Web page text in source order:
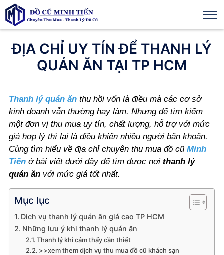
ĐỊA CHỈ UY TÍN ĐỂ THANH LÝ
QUÁN ĂN TẠI TP HCM
Thanh lý quán ăn thu hồi vốn là điều mà các cơ sở
kinh doanh vẫn thường hay làm. Nhưng để tìm kiếm
một đơn vị thu mua uy tín, chất lượng, hỗ trợ với mức
giá hợp lý thì lại là điều khiến nhiều người băn khoăn.
Cùng tìm hiểu về địa chỉ chuyên thu mua đồ cũ Minh
Tiến ở bài viết dưới đây để tìm được nơi thanh lý
quán ăn với mức giá tốt nhất.
Mục lục
Dich vụ thanh lý quán ăn giá cao TP HCM
Những lưu ý khi thanh lý quán ăn
Thanh lý khi cảm thấy cần thiết
>>xem them dịch vụ thu mua đồ cũ khách sạn